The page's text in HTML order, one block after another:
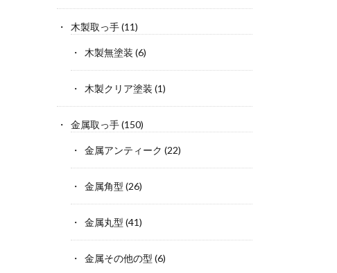
木製取っ手(11)
木製無塗装 (6)
木製クリア塗装 (1)
金属取っ手(150)
金属アンティーク (22)
金属角型 (26)
金属丸型 (41)
金属その他の型 (6)